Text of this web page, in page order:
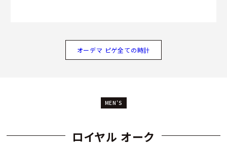
オーデマ ピゲ全ての時計
MEN'S
ロイヤル オーク